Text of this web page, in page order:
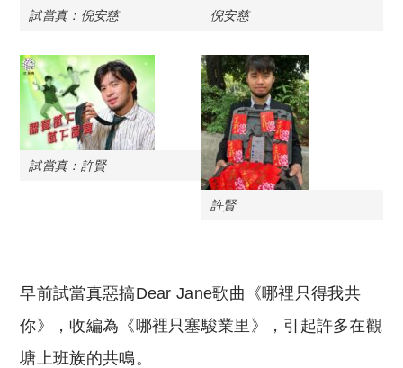
試當真：倪安慈 倪安慈
試當真：許賢
許賢
早前試當真惡搞Dear Jane歌曲《哪裡只得我共
你》，收編為《哪裡只塞駿業里》，引起許多在觀
塘上班族的共鳴。